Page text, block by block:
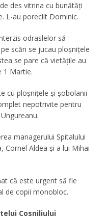
des vitrina cu bunătăți
L-au poreclit Dominic.
odraslelor să
scări se jucau ploșnițele
se pare că vietățile au
1 Martie.
cu ploșnițele și șobolanii
nepotrivite pentru
managerului Spitalului
Cornel Aldea și a lui Mihai
că este urgent să fie
de copii monobloc.
Cosniliului